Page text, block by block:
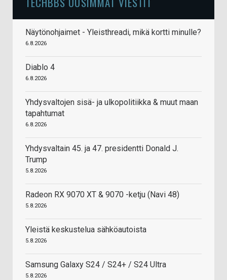
Näytönohjaimet - Yleisthreadi, mikä kortti minulle?
6.8.2026
Diablo 4
6.8.2026
Yhdysvaltojen sisä- ja ulkopolitiikka & muut maan
tapahtumat
6.8.2026
Yhdysvaltain 45. ja 47. presidentti Donald J.
Trump
5.8.2026
Radeon RX 9070 XT & 9070 -ketju (Navi 48)
5.8.2026
Yleistä keskustelua sähköautoista
5.8.2026
Samsung Galaxy S24 / S24+ / S24 Ultra
5.8.2026